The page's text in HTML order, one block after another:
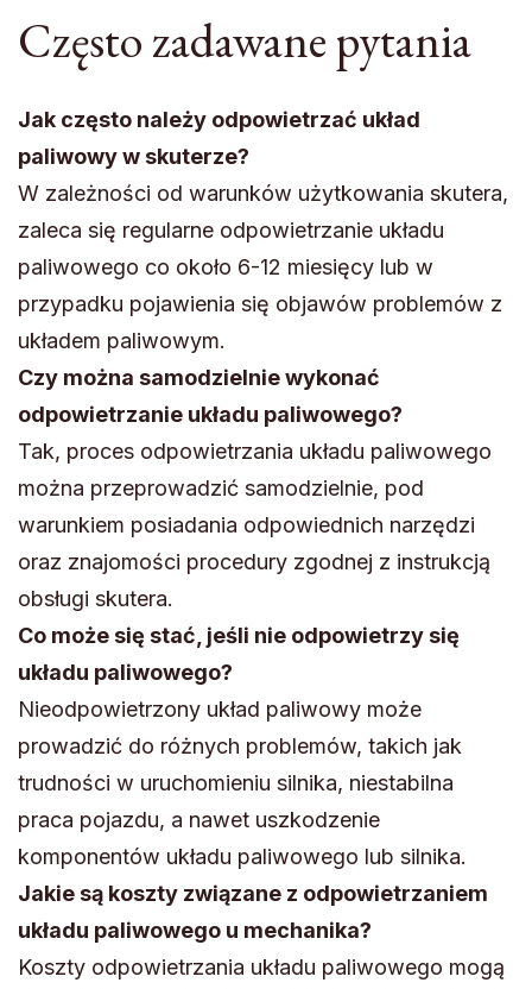
Często zadawane pytania
Jak często należy odpowietrzać układ
paliwowy w skuterze?
W zależności od warunków użytkowania skutera,
zaleca się regularne odpowietrzanie układu
paliwowego co około 6-12 miesięcy lub w
przypadku pojawienia się objawów problemów z
układem paliwowym.
Czy można samodzielnie wykonać
odpowietrzanie układu paliwowego?
Tak, proces odpowietrzania układu paliwowego
można przeprowadzić samodzielnie, pod
warunkiem posiadania odpowiednich narzędzi
oraz znajomości procedury zgodnej z instrukcją
obsługi skutera.
Co może się stać, jeśli nie odpowietrzy się
układu paliwowego?
Nieodpowietrzony układ paliwowy może
prowadzić do różnych problemów, takich jak
trudności w uruchomieniu silnika, niestabilna
praca pojazdu, a nawet uszkodzenie
komponentów układu paliwowego lub silnika.
Jakie są koszty związane z odpowietrzaniem
układu paliwowego u mechanika?
Koszty odpowietrzania układu paliwowego mogą